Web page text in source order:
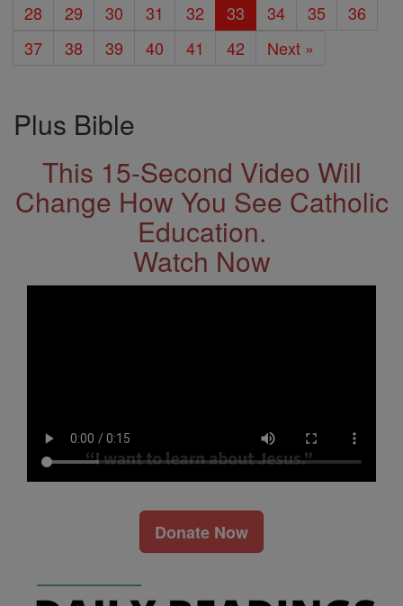
28
29 30 31 32 33 34 35
36
37
38 39 40 41 42 Next »
Plus Bible
This 15-Second Video Will
Change How You See Catholic
Education.
Watch Now
Donate Now